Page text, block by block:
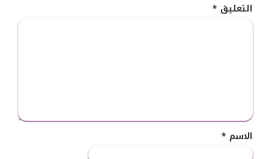
التعليق *
الاسم *